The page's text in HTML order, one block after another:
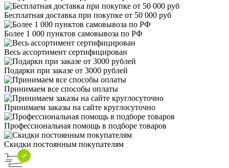
Бесплатная доставка при покупке от 50 000 руб
Более 1 000 пунктов самовывоза по РФ
Весь ассортимент сертифицирован
Подарки при заказе от 3000 рублей
Принимаем все способы оплаты
Принимаем заказы на сайте круглосуточно
Профессиональная помощь в подборе товаров
Скидки постоянным покупателям